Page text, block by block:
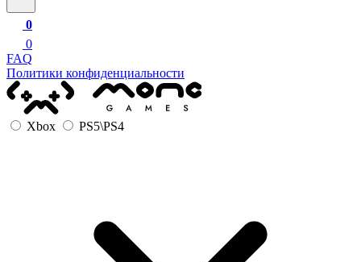
0
0
FAQ
Политики конфиденциальности
Xbox PS5\PS4